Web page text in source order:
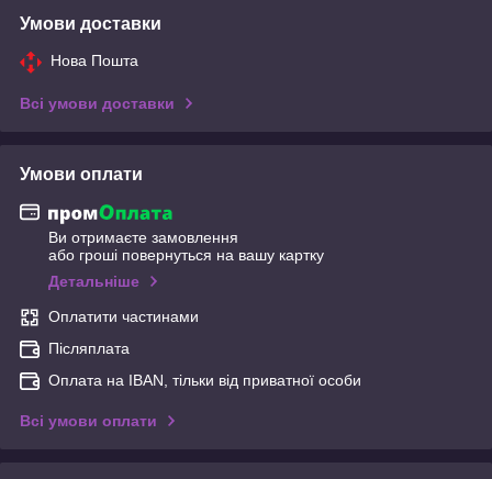
Умови доставки
Нова Пошта
Всі умови доставки
Умови оплати
Ви отримаєте замовлення
або гроші повернуться на вашу картку
Детальніше
Оплатити частинами
Післяплата
Оплата на IBAN, тільки від приватної особи
Всі умови оплати